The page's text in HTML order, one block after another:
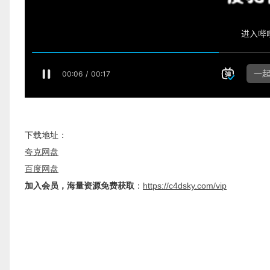
下载地址：
夸克网盘
百度网盘
加入会员，海量资源免费获取 ： https://c4dsky.com/vip